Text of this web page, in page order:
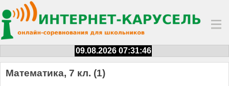
09.08.2026 07:31:46
Математика, 7 кл. (1)